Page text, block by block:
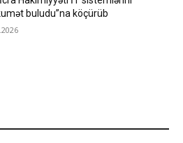
buludu”na köçürüb